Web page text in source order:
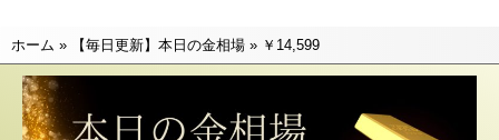
ホーム » 【毎日更新】本日の金相場 » ￥14,599